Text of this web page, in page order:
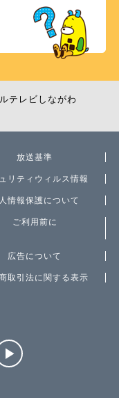
テレビしながわ
放送基準
リティウィルス情報
情報保護について
ご利用前に
広告について
取引法に関する表示